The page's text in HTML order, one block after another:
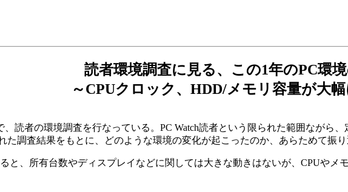
読者環境調査に見る、この1年のPC環
～CPUクロック、HDD/メモリ容量が大幅
読者の環境調査を行なっている。PC Watch読者という限られた範囲ながら
た調査結果をもとに、どのような環境の変化が起こったのか、あらためて振り
と、所有台数やディスプレイなどに関しては大きな動きはないが、CPUや